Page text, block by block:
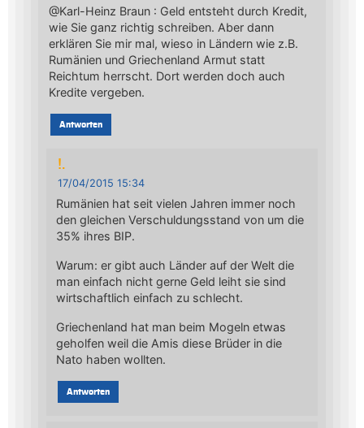
@Karl-Heinz Braun : Geld entsteht durch Kredit,
wie Sie ganz richtig schreiben. Aber dann
erklären Sie mir mal, wieso in Ländern wie z.B.
Rumänien und Griechenland Armut statt
Reichtum herrscht. Dort werden doch auch
Kredite vergeben.
Antworten
!.
17/04/2015 15:34
Rumänien hat seit vielen Jahren immer noch
den gleichen Verschuldungsstand von um die
35% ihres BIP.
Warum: er gibt auch Länder auf der Welt die
man einfach nicht gerne Geld leiht sie sind
wirtschaftlich einfach zu schlecht.
Griechenland hat man beim Mogeln etwas
geholfen weil die Amis diese Brüder in die
Nato haben wollten.
Antworten